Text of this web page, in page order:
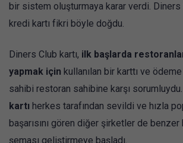
bir sistem oluşturmaya karar verdi. Diners
kredi kartı fikri böyle doğdu.
Diners Club kartı, ilk başlarda
yapmak için kullanılan bir karttı ve
sahibi restoran sahibine karşı sorumluydu.
kartı herkes tarafından sevildi ve hızla
başarısını gören diğer şirketler de benzer
şeması geliştirmeye başladı.